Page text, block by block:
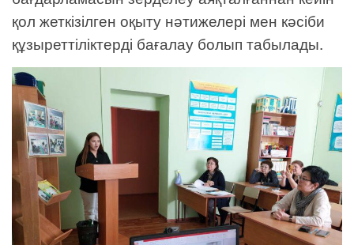
қол жеткізілген оқыту нәтижелері мен кәсіби
құзыреттіліктерді бағалау болып табылады.